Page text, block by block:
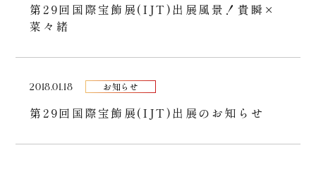
第29回国際宝飾展(IJT)出展風景！貴瞬×
菜々緒
2018.01.18 お知らせ
第29回国際宝飾展(IJT)出展のお知らせ